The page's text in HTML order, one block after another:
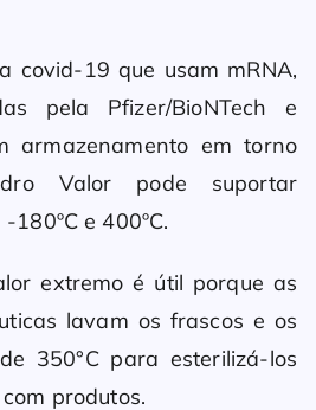
covid-19 que usam mRNA,
pela Pfizer/BioNTech e
armazenamento em torno
Valor pode suportar
e 400ºC.
extremo é útil porque as
lavam os frascos e os
350°C para esterilizá-los
produtos.